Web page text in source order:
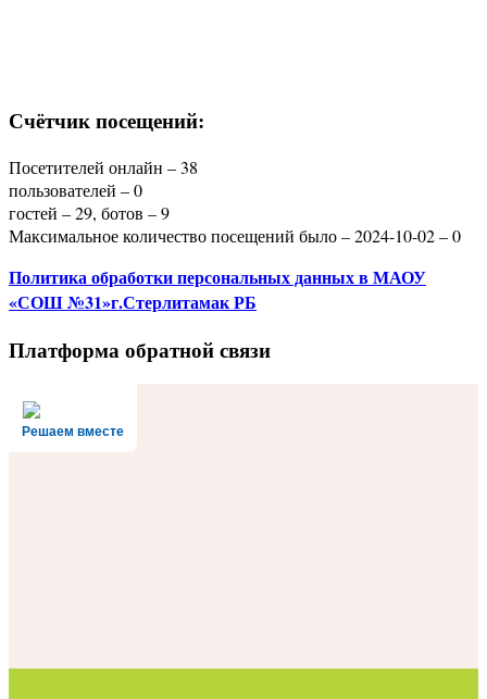
Счётчик посещений:
Посетителей онлайн – 38
пользователей – 0
гостей – 29, ботов – 9
Максимальное количество посещений было – 2024-10-02 – 0
Политикаобработки персональных данныхв МАОУ
«СОШ №31»г.Стерлитамак РБ
Платформа обратной связи
Решаем вместе